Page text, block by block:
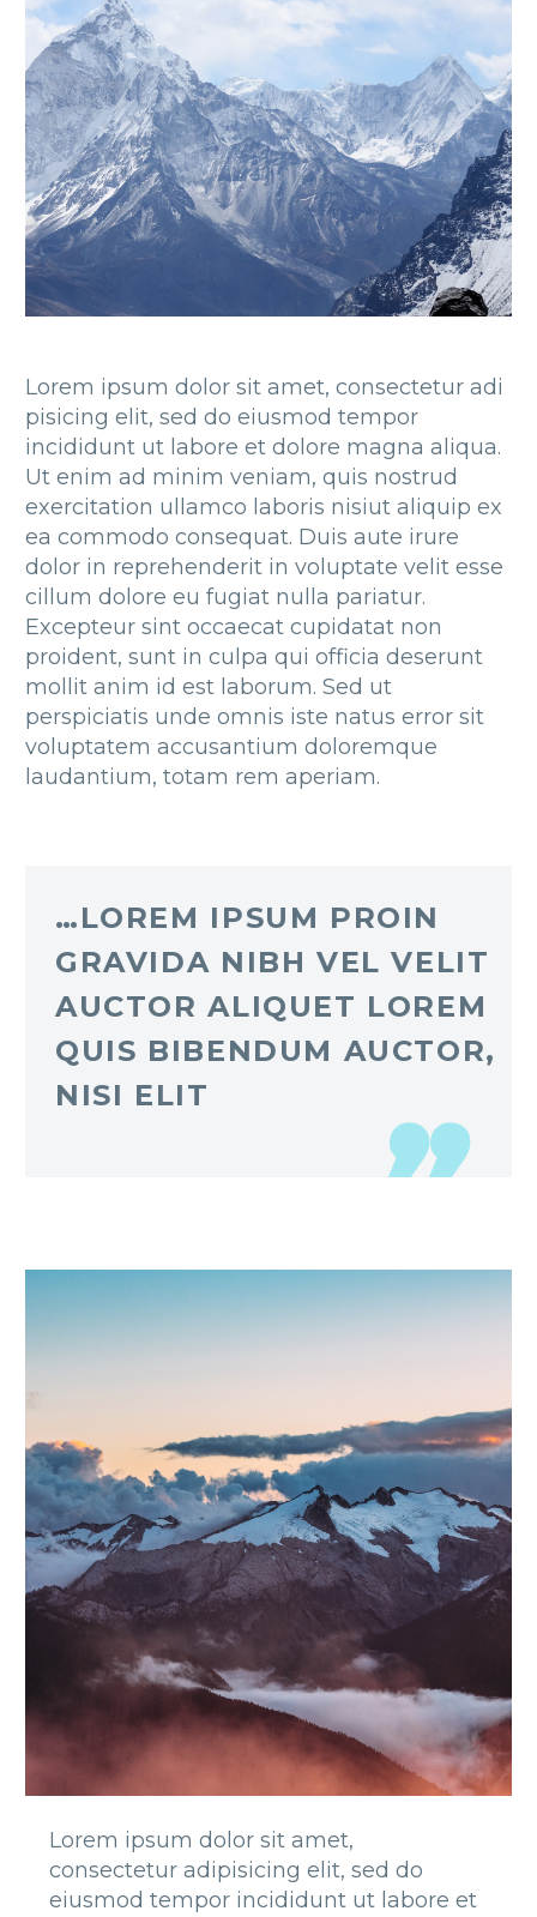
Lorem ipsum dolor sit amet, consectetur adi
pisicing elit, sed do eiusmod tempor
incididunt ut labore et dolore magna aliqua.
Ut enim ad minim veniam, quis nostrud
exercitation ullamco laboris nisiut aliquip ex
ea commodo consequat. Duis aute irure
dolor in reprehenderit in voluptate velit esse
cillum dolore eu fugiat nulla pariatur.
Excepteur sint occaecat cupidatat non
proident, sunt in culpa qui officia deserunt
mollit anim id est laborum. Sed ut
perspiciatis unde omnis iste natus error sit
voluptatem accusantium doloremque
laudantium, totam rem aperiam.
…LOREM IPSUM PROIN
GRAVIDA NIBH VEL VELIT
AUCTOR ALIQUET LOREM
QUIS BIBENDUM AUCTOR,
NISI ELIT
Lorem ipsum dolor sit amet,
consectetur adipisicing elit, sed do
eiusmod tempor incididunt ut labore et